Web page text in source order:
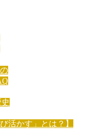
活かす」とは？】